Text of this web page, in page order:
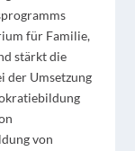
für Familie,
stärkt die
der Umsetzung
von